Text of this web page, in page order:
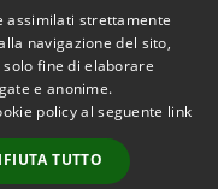
© 2026 • Comune di
Pia • Powered by
•
Accesso
assimilati strettamente
navigazione del sito,
fine di elaborare
e anonime.
policy al seguente link
TUTTO